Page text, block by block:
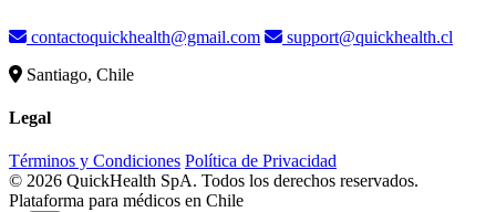
contactoquickhealth@gmail.com
support@quickhealth.cl
Santiago, Chile
Legal
Términos y Condiciones Política de Privacidad
© 2026 QuickHealth SpA. Todos los derechos reservados.
Plataforma para médicos en Chile